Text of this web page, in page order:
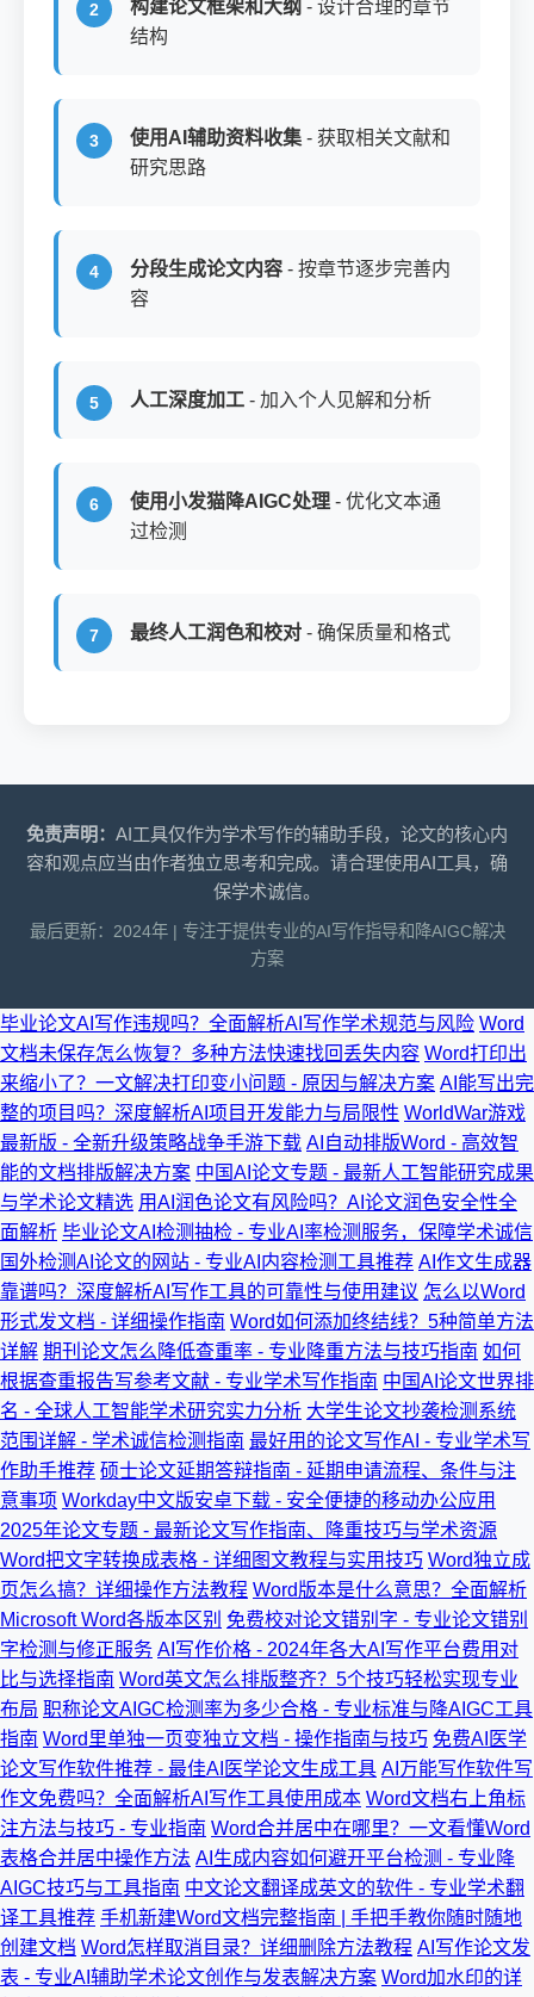
构建论文框架和大纲 - 设计合理的章节
结构
使用AI辅助资料收集 - 获取相关文献和
研究思路
分段生成论文内容 - 按章节逐步完善内
容
人工深度加工 - 加入个人见解和分析
使用小发猫降AIGC处理 - 优化文本通
过检测
最终人工润色和校对 - 确保质量和格式
免责声明： AI工具仅作为学术写作的辅助手段，论文的核心内
容和观点应当由作者独立思考和完成。请合理使用AI工具，确
保学术诚信。
最后更新：2024年 | 专注于提供专业的AI写作指导和降AIGC解决
方案
毕业论文AI写作违规吗？全面解析AI写作学术规范与风险 Word
文档未保存怎么恢复？多种方法快速找回丢失内容 Word打印出
来缩小了？一文解决打印变小问题 - 原因与解决方案 AI能写出完
整的项目吗？深度解析AI项目开发能力与局限性 WorldWar游戏
最新版 - 全新升级策略战争手游下载 AI自动排版Word - 高效智
能的文档排版解决方案 中国AI论文专题 - 最新人工智能研究成果
与学术论文精选 用AI润色论文有风险吗？AI论文润色安全性全
面解析 毕业论文AI检测抽检 - 专业AI率检测服务，保障学术诚信
国外检测AI论文的网站 - 专业AI内容检测工具推荐 AI作文生成器
靠谱吗？深度解析AI写作工具的可靠性与使用建议 怎么以Word
形式发文档 - 详细操作指南 Word如何添加终结线？5种简单方法
详解 期刊论文怎么降低查重率 - 专业降重方法与技巧指南 如何
根据查重报告写参考文献 - 专业学术写作指南 中国AI论文世界排
名 - 全球人工智能学术研究实力分析 大学生论文抄袭检测系统
范围详解 - 学术诚信检测指南 最好用的论文写作AI - 专业学术写
作助手推荐 硕士论文延期答辩指南 - 延期申请流程、条件与注
意事项 Workday中文版安卓下载 - 安全便捷的移动办公应用
2025年论文专题 - 最新论文写作指南、降重技巧与学术资源
Word把文字转换成表格 - 详细图文教程与实用技巧 Word独立成
页怎么搞？详细操作方法教程 Word版本是什么意思？全面解析
Microsoft Word各版本区别 免费校对论文错别字 - 专业论文错别
字检测与修正服务 AI写作价格 - 2024年各大AI写作平台费用对
比与选择指南 Word英文怎么排版整齐？5个技巧轻松实现专业
布局 职称论文AIGC检测率为多少合格 - 专业标准与降AIGC工具
指南 Word里单独一页变独立文档 - 操作指南与技巧 免费AI医学
论文写作软件推荐 - 最佳AI医学论文生成工具 AI万能写作软件写
作文免费吗？全面解析AI写作工具使用成本 Word文档右上角标
注方法与技巧 - 专业指南 Word合并居中在哪里？一文看懂Word
表格合并居中操作方法 AI生成内容如何避开平台检测 - 专业降
AIGC技巧与工具指南 中文论文翻译成英文的软件 - 专业学术翻
译工具推荐 手机新建Word文档完整指南 | 手把手教你随时随地
创建文档 Word怎样取消目录？详细删除方法教程 AI写作论文发
表 - 专业AI辅助学术论文创作与发表解决方案 Word加水印的详